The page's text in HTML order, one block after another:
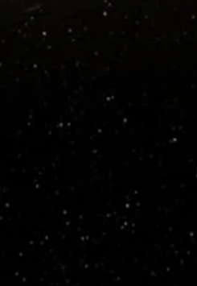
Recruitment service url to use: